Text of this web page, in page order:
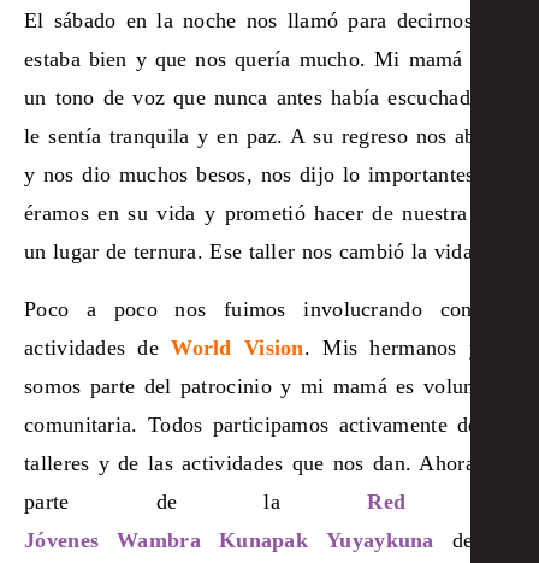
El sábado en la noche nos llamó para decirnos que
estaba bien y que nos quería mucho. Mi mamá tenía
un tono de voz que nunca antes había escuchado, se
le sentía tranquila y en paz. A su regreso nos abrazó
y nos dio muchos besos, nos dijo lo importantes que
éramos en su vida y prometió hacer de nuestra casa
un lugar de ternura. Ese taller nos cambió la vida.
Poco a poco nos fuimos involucrando con las
actividades deWorld Vision. Mis hermanos y yo
somos parte del patrocinio y mi mamá es voluntaria
comunitaria. Todos participamos activamente de los
talleres y de las actividades que nos dan. Ahora soy
parte de laRed de
Jóvenes Wambra Kunapak Yuyaykuna de mi